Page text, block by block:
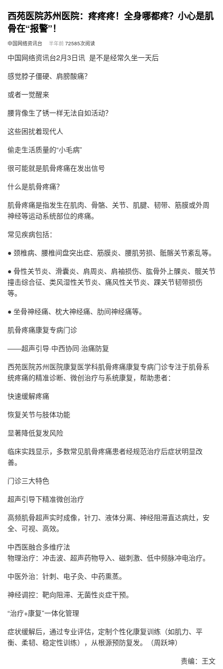
西苑医院苏州医院：疼疼疼！全身哪都疼？小心是肌
骨在“报警”！
中国网络资讯台 半年前 72585次阅读
中国网络资讯台2月3日讯 是不是经常久坐一天后
感觉脖子僵硬、肩膀酸痛？
或者一觉醒来
腰背像生了锈一样无法自如活动？
这些困扰着现代人
偷走生活质量的“小毛病”
很可能就是肌骨疼痛在发出信号
什么是肌骨疼痛？
肌骨疼痛是指发生在肌肉、骨骼、关节、肌腱、韧带、筋膜或外周
神经等运动系统部位的疼痛。
常见疾病包括：
● 颈椎病、腰椎间盘突出症、筋膜炎、腰肌劳损、骶髂关节紊乱等。
● 骨性关节炎、滑囊炎、肩周炎、肩袖损伤、肱骨外上髁炎、髋关节
撞击综合征、类风湿性关节炎、痛风性关节炎、踝关节韧带损伤
等。
● 坐骨神经痛、枕大神经痛、肋间神经痛等。
肌骨疼痛康复专病门诊
——超声引导·中西协同·治痛防复
西苑医院苏州医院康复医学科肌骨疼痛康复专病门诊专注于肌骨系
统疼痛的精准诊断、微创治疗与系统康复，帮助患者：
快速缓解疼痛
恢复关节与肢体功能
显著降低复发风险
临床实践显示，多数常见肌骨疼痛患者经规范治疗后症状明显改
善。
门诊三大特色
超声引导下精准微创治疗
高频肌骨超声实时成像，针刀、液体分离、神经阻滞直达病灶，安
全、可视、高效。
中西医融合多维疗法
物理治疗：冲击波、超声药物导入、磁刺激、低中频脉冲电治疗。
中医外治：针刺、电子灸、中药熏蒸。
神经调控：靶向阻滞、无菌性炎症干预。
“治疗+康复”一体化管理
症状缓解后，通过专业评估，定制个性化康复训练（如肌力、平
衡、柔韧、稳定性训练），从根源预防复发。（周跃坤）
责编：王文